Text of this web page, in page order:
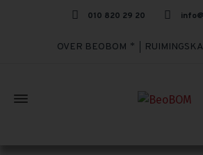
010 820 29 20
OVER BEOBOM